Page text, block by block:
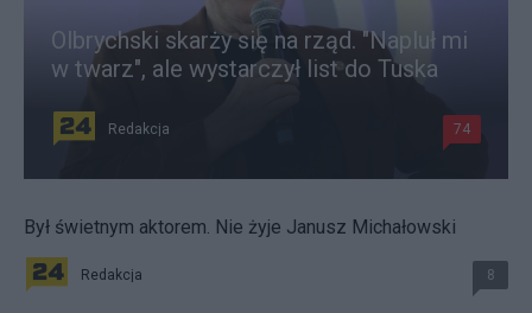
Olbrychski skarży się na rząd. "Napluł mi
w twarz", ale wystarczył list do Tuska
Redakcja 74
Był świetnym aktorem. Nie żyje Janusz Michałowski
Redakcja 8